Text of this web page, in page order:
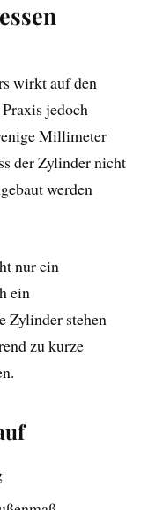
wirkt auf den
jedoch
Millimeter
der Zylinder nicht
werden
nur ein
ein
Zylinder stehen
zu kurze